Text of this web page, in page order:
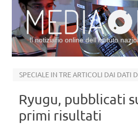
Il notiziario online dell’Istituto
Ryugu, pubblicati
primi risultati